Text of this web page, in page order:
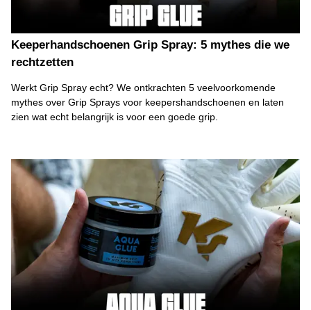
Keeperhandschoenen Grip Spray: 5 mythes die we
rechtzetten
Werkt Grip Spray echt? We ontkrachten 5 veelvoorkomende
mythes over Grip Sprays voor keepershandschoenen en laten
zien wat echt belangrijk is voor een goede grip.